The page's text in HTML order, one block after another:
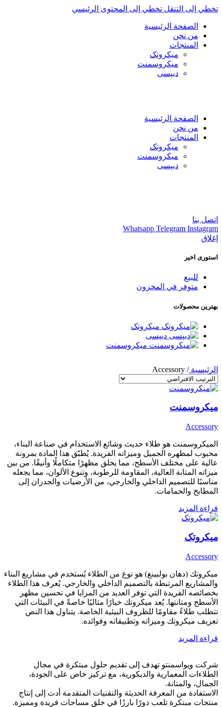
تخطي إلى التنقل تخطي إلى المحتوى الرئيسي
الصفحة الرئيسية
من نحن
المنتجات
میکروتک
ميكروسمنت
دیپسی
الصفحة الرئيسية
من نحن
المنتجات
میکروتک
ميكروسمنت
دیپسی
اتصل بنا
Whatsapp Telegram Instagram
إغلاق
استوری اخیر
للبيع
متوفر في المخزون
بهترین محصولات
میکروتک
دیپسی
ميكروسمنت
الرئيسية/
Accessory
ميكروسمنت
Accessory
الميكروسمنت هو طلاء حديث وشائع الاستخدام في صناعة البناء،
محبوب لمظهره الجميل وميزاته الفريدة. يُطبّق هذا المادة بمرونة
عالية على مختلف الأسطح، مما يخلق مظهرًا متكاملًا وأنيقًا. من بين
ميزاته المتانة العالية، المقاومة للرطوبة، وتنوع الألوان، مما يجعله
مناسبًا للتصميم الداخلي والخارجي، من الأرضيات والجدران إلى
المطابخ والحمامات.
قراءة المزيد
میکروتک
Accessory
ميكروتك (دهان بولبينغ) هو نوع من الطلاء يُستخدم في مشاريع البناء
والمشاريع المرتبطة بالتصميم الداخلي والخارجي. يُعرف هذا الطلاء
بخصائصه الفريدة التي توفر العديد من المزايا في تحسين مظهر
الأسطح ومتانتها. يُعد ميكروتك خيارًا مثاليًا خاصةً في البيئات التي
تتطلب طلاءً مقاومًا للظروف البيئية الخاصة. يتناول هذا النص
تعريف ميكروتك وميزاته وتطبيقاته وفوائده.
قراءة المزيد
شرکت ویواسمنتو تهدف إلى تقديم حلول مبتكرة في مجال
الطلاءات المعمارية والديكورية، مع تركيز خاص على الجودة،
الجمال، والمتانة.
الاستفادة من المعرفة الحديثة والتقنيات المتقدمة أدت إلى إنتاج
منتجات مبتكرة تلعب دورًا بارزًا في خلق مساحات فريدة ومميزة.